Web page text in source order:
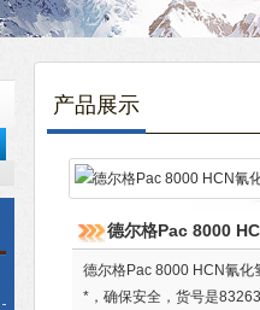
产品展示
德尔格Pac 8000
德尔格Pac 8000 HCN氰化
*，确保安全，货号是